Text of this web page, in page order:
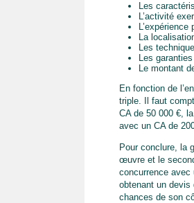
Les
L’activité
La
Les
Les
Le montant
En fonction de
triple. Il faut
CA de 50 000 €,
avec un CA de
Pour conclure, la
œuvre et le
concurrence avec
obtenant un devis
chances de son